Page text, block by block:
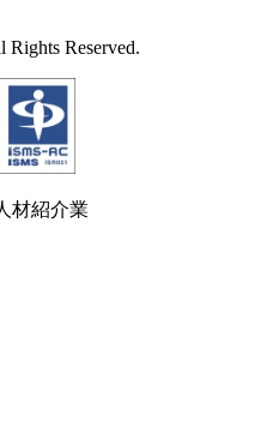
Reserved.
材紹介業